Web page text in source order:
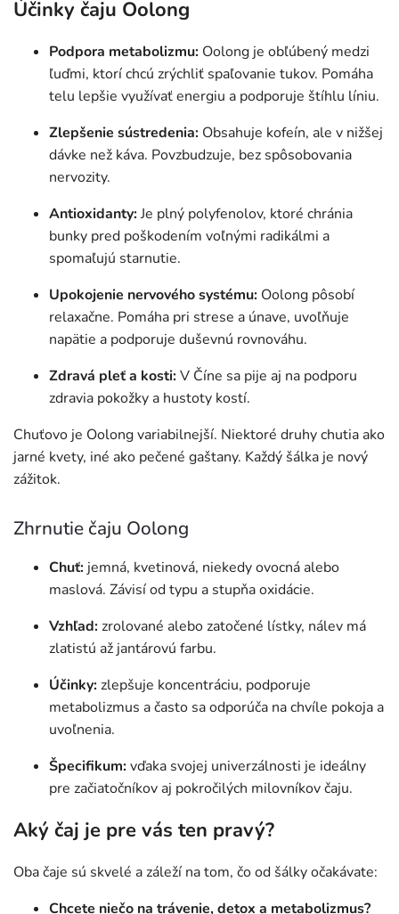
Účinky čaju Oolong
Podpora metabolizmu: Oolong je obľúbený medzi
ľuďmi, ktorí chcú zrýchliť spaľovanie tukov. Pomáha
telu lepšie využívať energiu a podporuje štíhlu líniu.
Zlepšenie sústredenia: Obsahuje kofeín, ale v nižšej
dávke než káva. Povzbudzuje, bez spôsobovania
nervozity.
Antioxidanty:Je plný polyfenolov, ktoré chránia
bunky pred poškodením voľnými radikálmi a
spomaľujú starnutie.
Upokojenie nervového systému: Oolong pôsobí
relaxačne. Pomáha pri strese a únave, uvoľňuje
napätie a podporuje duševnú rovnováhu.
Zdravá pleť a kosti:V Číne sa pije aj na podporu
zdravia pokožky a hustoty kostí.
Chuťovo je Oolong variabilnejší. Niektoré druhy chutia ako
jarné kvety, iné ako pečené gaštany. Každý šálka je nový
zážitok.
Zhrnutie čaju Oolong
Chuť: jemná, kvetinová, niekedy ovocná alebo
maslová. Závisí od typu a stupňa oxidácie.
Vzhľad:zrolované alebo zatočené lístky, nálev má
zlatistú až jantárovú farbu.
Účinky:zlepšuje koncentráciu, podporuje
metabolizmus a často sa odporúča na chvíle pokoja a
uvoľnenia.
Špecifikum:vďaka svojej univerzálnosti je ideálny
pre začiatočníkov aj pokročilých milovníkov čaju.
Aký čaj je pre vás ten pravý?
Oba čaje sú skvelé a záleží na tom, čo od šálky očakávate:
Chcete niečo na trávenie, detox a metabolizmus?